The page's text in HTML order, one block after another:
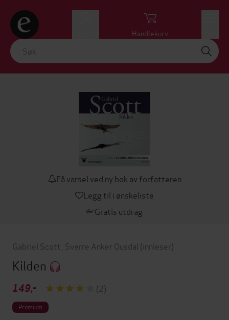
Handlekurv
Få varsel ved ny bok av forfatteren
Legg til i ønskeliste
Gratis utdrag
Gabriel Scott Sverre Anker Ousdal (innleser)
Kilden
149,- (2)
Premium